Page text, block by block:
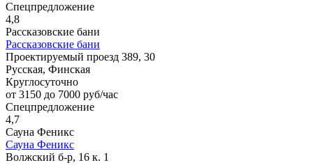
Спецпредложение
4,8
Рассказовские бани
Рассказовские бани
Проектируемый проезд 389, 30
Русская, Финская
Круглосуточно
от 3150 до 7000 руб/час
Спецпредложение
4,7
Сауна Феникс
Сауна Феникс
Волжский б-р, 16 к. 1